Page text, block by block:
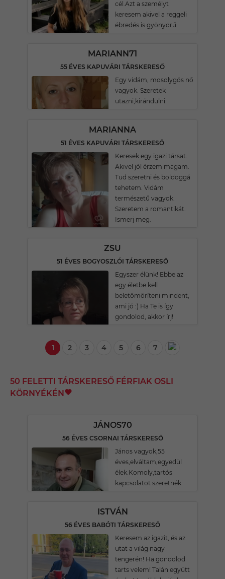
cél.Azt a személyt
keresem akivel a reggeli
ébredés is gyönyörű.
MARIANN71
55 ÉVES KAPUVÁRI TÁRSKERESŐ
Egy vidám, mosolygós nő
vagyok. Szeretek
utazni,kirándulni.
MARIANNA
51 ÉVES KAPUVÁRI TÁRSKERESŐ
Keresek egy igazi társat.
Akivel jól érzem magam.
Tud szeretni és boldoggá
tehetem. Vidám
természetű vagyok.
Szeretem a romantikát.
Ismerj meg.
ZSU
51 ÉVES BOGYOSZLÓI TÁRSKERESŐ
Egyszer élünk! Ebbe az
egy életbe kell
beletömöríteni mindent,
ami jó :) Ha Te is így
gondolod, akkor írj!
1 2 3 4 5 6 7
50 FELETTI TÁRSKERESŐ FÉRFIAK OSLI
KÖRNYÉKÉN
JÁNOS70
56 ÉVES CSORNAI TÁRSKERESŐ
János vagyok,55
éves,elváltam,egyedül
élek.Komoly,tartós
kapcsolatot szeretnék.
ISTVÁN
56 ÉVES BABÓTI TÁRSKERESŐ
Keresem az igazit, és az
utat a világ nagy
tengerén! Ha gondolod
tarts velem! Talán együtt